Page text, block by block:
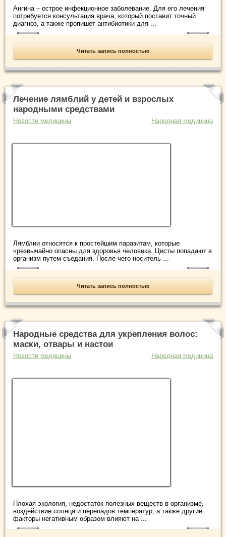
Ангина – острое инфекционное заболевание. Для его лечения
потребуется консультация врача, который поставит точный
диагноз, а также пропишет антибиотики для ...
Читать запись полностью
Лечение лямблий у детей и взрослых
народными средствами
Новости медицины Народная медицина
Лямблии относятся к простейшим паразитам, которые
чрезвычайно опасны для здоровья человека. Цисты попадают в
организм путем съедания. После чего носитель ...
Читать запись полностью
Народные средства для укрепления волос:
маски, отвары и настои
Новости медицины Народная медицина
Плохая экология, недостаток полезных веществ в организме,
воздействие солнца и перепадов температур, а также другие
факторы негативным образом влияют на ...